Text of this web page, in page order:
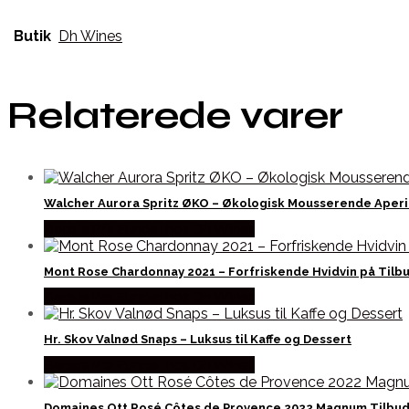
Butik Dh Wines
Relaterede varer
Walcher Aurora Spritz ØKO – Økologisk Mousserende
Mont Rose Chardonnay 2021 – Forfriskende Hvidvin på
Hr. Skov Valnød Snaps – Luksus til Kaffe og Dessert